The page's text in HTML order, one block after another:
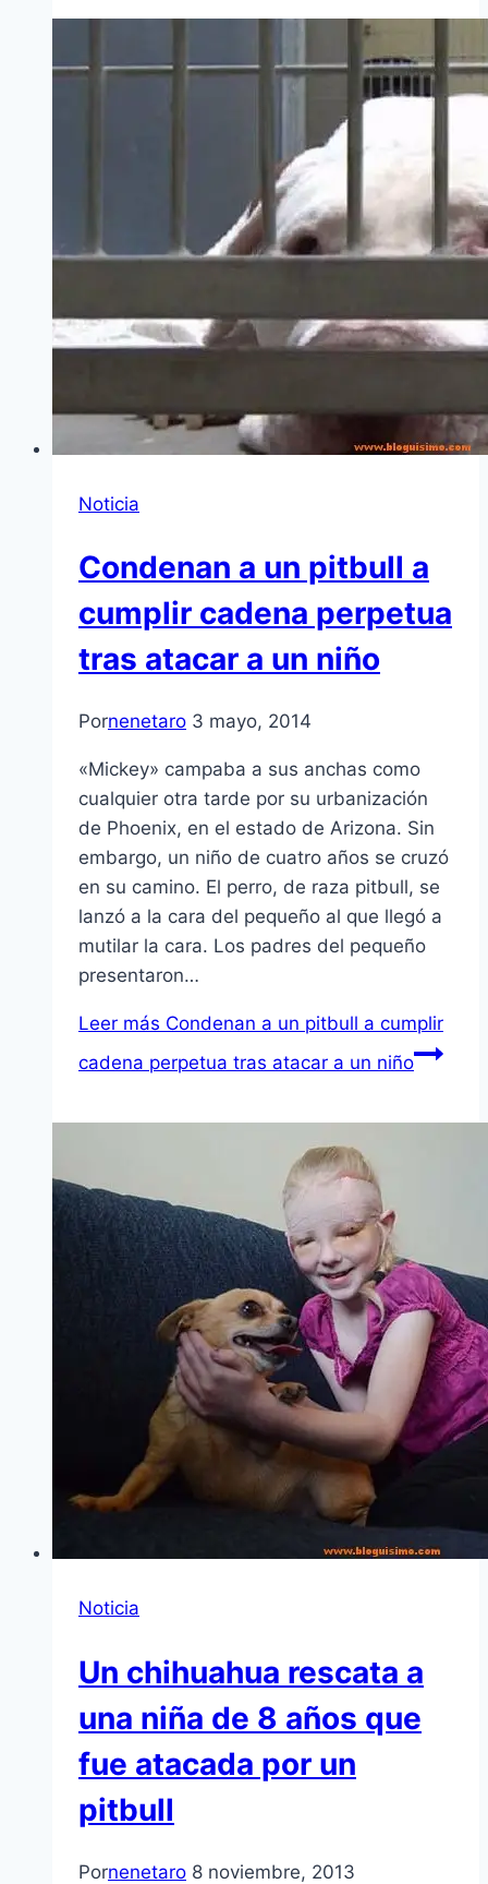
Noticia
Condenan a un pitbull a
cumplir cadena perpetua
tras atacar a un niño
Pornenetaro 3 mayo, 2014
«Mickey» campaba a sus anchas como
cualquier otra tarde por su urbanización
de Phoenix, en el estado de Arizona. Sin
embargo, un niño de cuatro años se cruzó
en su camino. El perro, de raza pitbull, se
lanzó a la cara del pequeño al que llegó a
mutilar la cara. Los padres del pequeño
presentaron…
Leer más Condenan a un pitbull a cumplir
cadena perpetua tras atacar a un niño
Noticia
Un chihuahua rescata a
una niña de 8 años que
fue atacada por un
pitbull
Pornenetaro 8 noviembre, 2013